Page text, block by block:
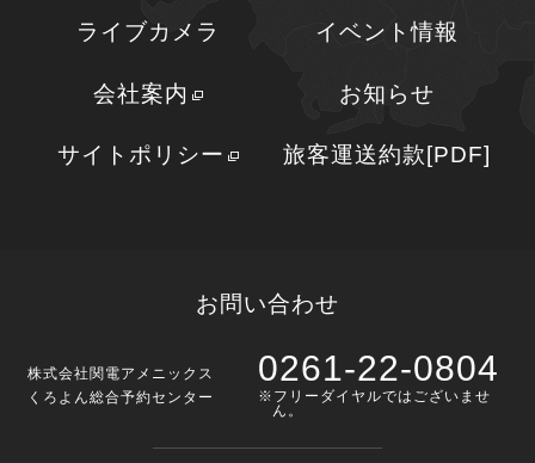
ライブカメラ イベント情報
会社案内 お知らせ
サイトポリシー 旅客運送約款[PDF]
お問い合わせ
株式会社関電アメニックス
くろよん総合予約センター
0261-22-0804
※フリーダイヤルではございませ
ん。